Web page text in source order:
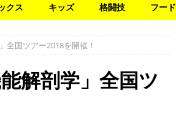
クス キッズ 格闘技 フード
全国ツアー2018を開催！
解剖学」全国ツ